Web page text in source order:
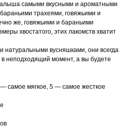
самыми вкусными и ароматными
трахеями, говяжьими и
же, говяжьими и бараньими
хвостатого, этих лакомств хватит
натуральными вусняшками, они всегда
неподходящий момент, а вы будете
самое мягкое, 5 — самое жесткое